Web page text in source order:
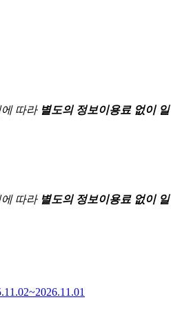
따라 별도의 정보이용료 없이
따라 별도의 정보이용료 없이